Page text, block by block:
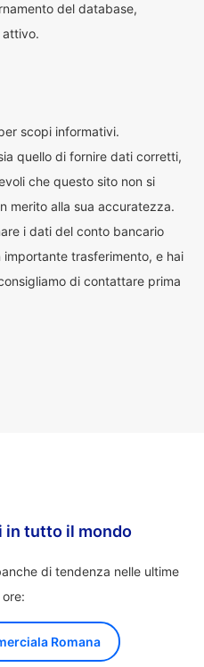
del database,
attivo.
scopi informativi.
quello di fornire dati corretti,
che questo sito non si
merito alla sua accuratezza.
i dati del conto bancario
trasferimento, e hai
di contattare prima
in tutto il mondo
di tendenza nelle ultime
Romana